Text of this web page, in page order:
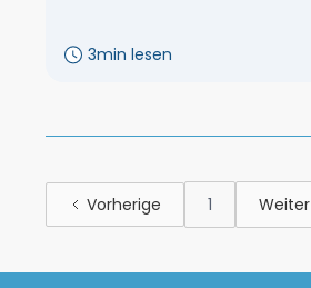
3min lesen
Vorherige 1 Weiter